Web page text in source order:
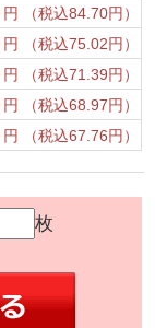
円 （税込84.70円）
円 （税込75.02円）
円 （税込71.39円）
円 （税込68.97円）
円 （税込67.76円）
枚